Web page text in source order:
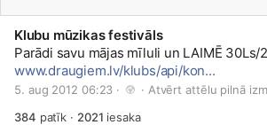
Klubu mūzikas festivāls
Parādi savu mājas mīluli un LAIMĒ 30Ls/
www.draugiem.lv/klubs/api/kon...
5. aug 2012 06:23 · · Atvērt attēlu pilnā
384 patīk · 2021 iesaka